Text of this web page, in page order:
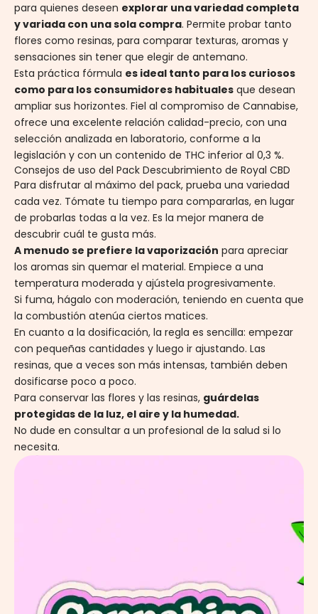
para quienes deseen explorar una variedad completa
y variada con una sola compra. Permite probar tanto
flores como resinas, para comparar texturas, aromas y
sensaciones sin tener que elegir de antemano.
Esta práctica fórmula es ideal tanto para los curiosos
como para los consumidores habituales que desean
ampliar sus horizontes. Fiel al compromiso de Cannabise,
ofrece una excelente relación calidad-precio, con una
selección analizada en laboratorio, conforme a la
legislación y con un contenido de THC inferior al 0,3 %.
Consejos de uso del Pack Descubrimiento de Royal CBD
Para disfrutar al máximo del pack, prueba una variedad
cada vez. Tómate tu tiempo para compararlas, en lugar
de probarlas todas a la vez. Es la mejor manera de
descubrir cuál te gusta más.
A menudo se prefiere la vaporización para apreciar
los aromas sin quemar el material. Empiece a una
temperatura moderada y ajústela progresivamente.
Si fuma, hágalo con moderación, teniendo en cuenta que
la combustión atenúa ciertos matices.
En cuanto a la dosificación, la regla es sencilla: empezar
con pequeñas cantidades y luego ir ajustando. Las
resinas, que a veces son más intensas, también deben
dosificarse poco a poco.
Para conservar las flores y las resinas, guárdelas
protegidas de la luz, el aire y la humedad.
No dude en consultar a un profesional de la salud si lo
necesita.